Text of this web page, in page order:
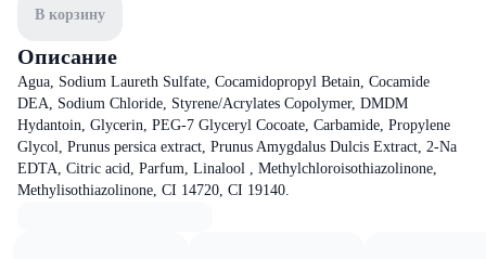
В корзину
Описание
Agua, Sodium Laureth Sulfate, Cocamidopropyl Betain, Cocamide
DEA, Sodium Chloride, Styrene/Acrylates Copolymer, DMDM
Hydantoin, Glycerin, PEG-7 Glyceryl Cocoate, Carbamide, Propylene
Glycol, Prunus persica extract, Prunus Amygdalus Dulcis Extract, 2-Na
EDTA, Citric acid, Parfum, Linalool , Methylchloroisothiazolinone,
Methylisothiazolinone, CI 14720, CI 19140.